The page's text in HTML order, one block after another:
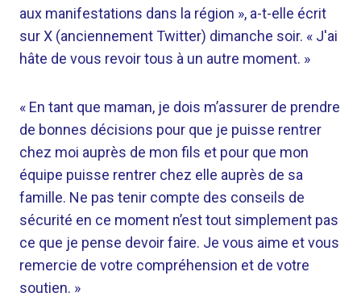
aux manifestations dans la région », a-t-elle écrit
sur X (anciennement Twitter) dimanche soir. « J'ai
hâte de vous revoir tous à un autre moment. »
« En tant que maman, je dois m’assurer de prendre
de bonnes décisions pour que je puisse rentrer
chez moi auprès de mon fils et pour que mon
équipe puisse rentrer chez elle auprès de sa
famille. Ne pas tenir compte des conseils de
sécurité en ce moment n’est tout simplement pas
ce que je pense devoir faire. Je vous aime et vous
remercie de votre compréhension et de votre
soutien. »